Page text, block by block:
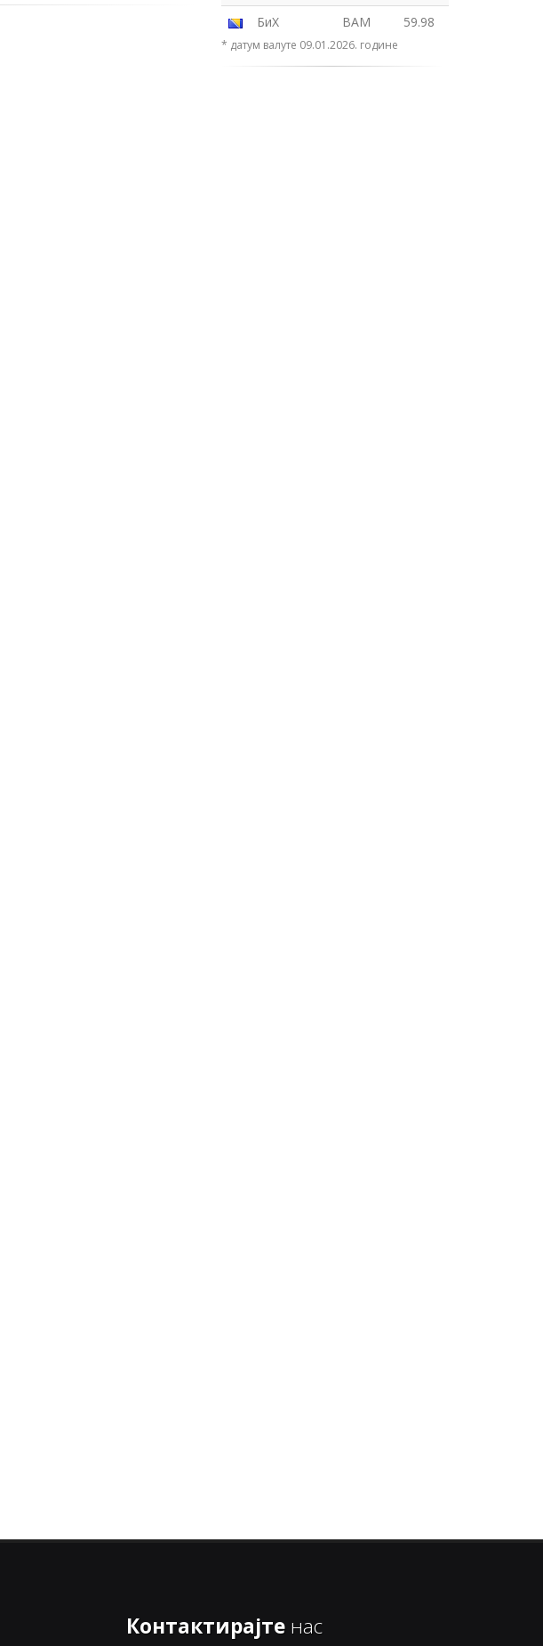
БиХ
BAM 59.98
* датум валуте 09.01.2026. године
Контактирајте нас